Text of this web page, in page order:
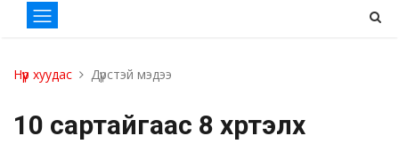
Нүүр хуудас Дүрстэй мэдээ
10 сартайгаас 8 хүртэлх